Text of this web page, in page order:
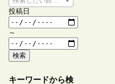
投稿日
～
検索
キーワードから検